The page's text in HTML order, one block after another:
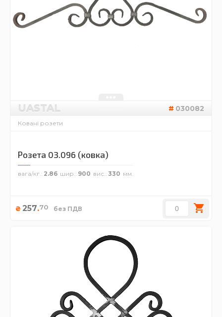
UASTAL 030082
Ковані розети
Розета 03.096 (ковка)
вага/кг. 2.86 шир. 900 вис. 330
₴ 257.70 без ПДВ